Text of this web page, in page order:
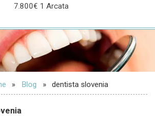
7.800€ 1 Arcata
Blog dentista slovenia